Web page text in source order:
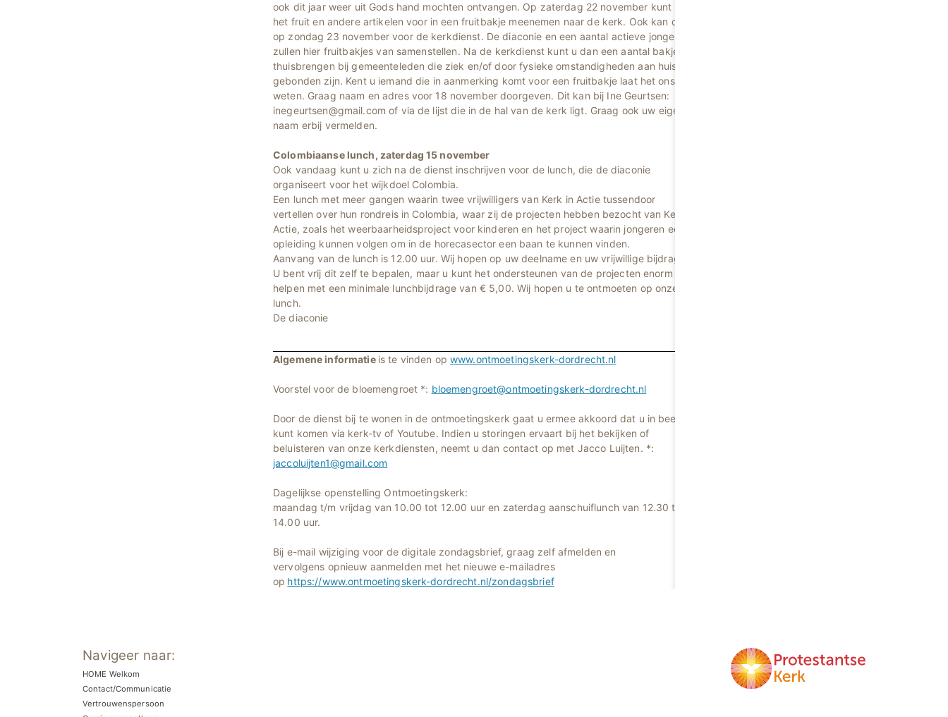
ook dit jaar weer uit Gods hand mochten ontvangen. Op zaterdag 22 november kunt u
het fruit en andere artikelen voor in een fruitbakje meenemen naar de kerk. Ook kan dit
op zondag 23 november voor de kerkdienst. De diaconie en een aantal actieve jongeren
zullen hier fruitbakjes van samenstellen. Na de kerkdienst kunt u dan een aantal bakjes
thuisbrengen bij gemeenteleden die ziek en/of door fysieke omstandigheden aan huis
gebonden zijn. Kent u iemand die in aanmerking komt voor een fruitbakje laat het ons
weten. Graag naam en adres voor 18 november doorgeven. Dit kan bij Ine Geurtsen:
inegeurtsen@gmail.com of via de lijst die in de hal van de kerk ligt. Graag ook uw eigen
naam erbij vermelden.
Colombiaanse lunch, zaterdag 15 november
Ook vandaag kunt u zich na de dienst inschrijven voor de lunch, die de diaconie
organiseert voor het wijkdoel Colombia.
Een lunch met meer gangen waarin twee vrijwilligers van Kerk in Actie tussendoor
vertellen over hun rondreis in Colombia, waar zij de projecten hebben bezocht van Kerk in
Actie, zoals het weerbaarheidsproject voor kinderen en het project waarin jongeren een
opleiding kunnen volgen om in de horecasector een baan te kunnen vinden.
Aanvang van de lunch is 12.00 uur. Wij hopen op uw deelname en uw vrijwillige bijdrage.
U bent vrij dit zelf te bepalen, maar u kunt het ondersteunen van de projecten enorm
helpen met een minimale lunchbijdrage van € 5,00. Wij hopen u te ontmoeten op onze
lunch.
De diaconie
Algemene informatie is te vinden opwww.ontmoetingskerk-dordrecht.nl
Voorstel voor de bloemengroet *: bloemengroet@ontmoetingskerk-dordrecht.nl
Door de dienst bij te wonen in de ontmoetingskerk gaat u ermee akkoord dat u in beeld
kunt komen via kerk-tv of Youtube. Indien u storingen ervaart bij het bekijken of
beluisteren van onze kerkdiensten, neemt u dan contact op met Jacco Luijten. *:
jaccoluijten1@gmail.com
Dagelijkse openstelling Ontmoetingskerk:
maandag t/m vrijdag van 10.00 tot 12.00 uur en zaterdag aanschuiflunch van 12.30 tot
14.00 uur.
Bij e-mail wijziging voor de digitale zondagsbrief, graag zelf afmelden en
vervolgens opnieuw aanmelden met het nieuwe e-mailadres
op https://www.ontmoetingskerk-dordrecht.nl/zondagsbrief
Navigeer naar:
HOME Welkom
Contact/Communicatie
Vertrouwenspersoon